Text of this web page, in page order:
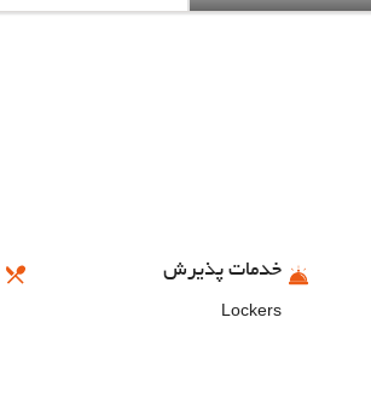
خدمات پذیرش
Lockers